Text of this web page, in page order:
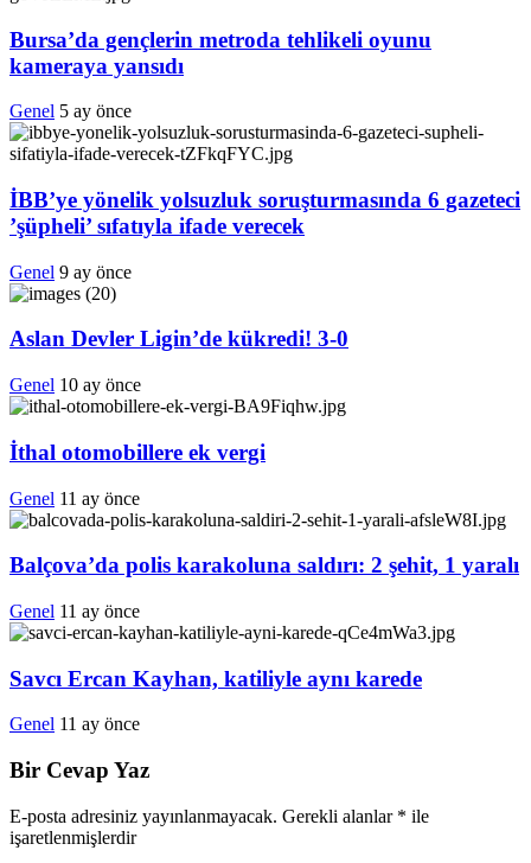
Bursa’da gençlerin metroda tehlikeli oyunu
kameraya yansıdı
Genel 5 ay önce
İBB’ye yönelik yolsuzluk soruşturmasında 6 gazeteci
’şüpheli’ sıfatıyla ifade verecek
Genel 9 ay önce
Aslan Devler Ligin’de kükredi! 3-0
Genel 10 ay önce
İthal otomobillere ek vergi
Genel 11 ay önce
Balçova’da polis karakoluna saldırı: 2 şehit, 1 yaralı
Genel 11 ay önce
Savcı Ercan Kayhan, katiliyle aynı karede
Genel 11 ay önce
Bir Cevap Yaz
E-posta adresiniz yayınlanmayacak. Gerekli alanlar * ile
işaretlenmişlerdir